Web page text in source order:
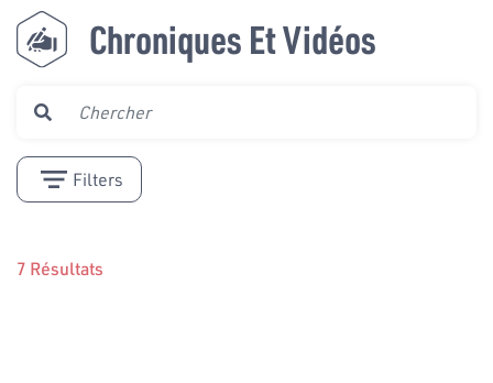
Chroniques Et Vidéos
Filters
7 Résultats